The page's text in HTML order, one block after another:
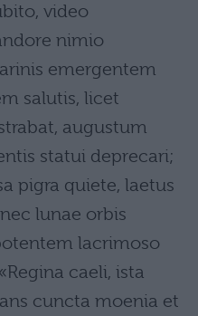
video
nimio
emergentem
salutis, licet
augustum
statui deprecari;
pigra quiete, laetus
lunae orbis
lacrimoso
caeli, ista
cuncta moenia et